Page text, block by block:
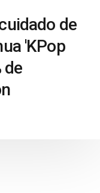
de
'KPop
de